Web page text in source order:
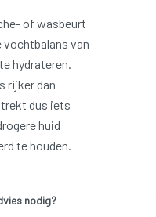
of wasbeurt
van
hydrateren.
rijker dan
dus iets
huid
te houden.
nodig?